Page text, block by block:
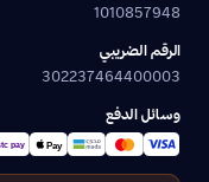
1010857948
الرقم الضريبي
302237464400003
وسائل الدفع